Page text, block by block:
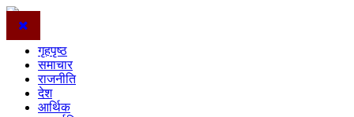
गृहपृष्ठ
समाचार
राजनीति
देश
आर्थिक